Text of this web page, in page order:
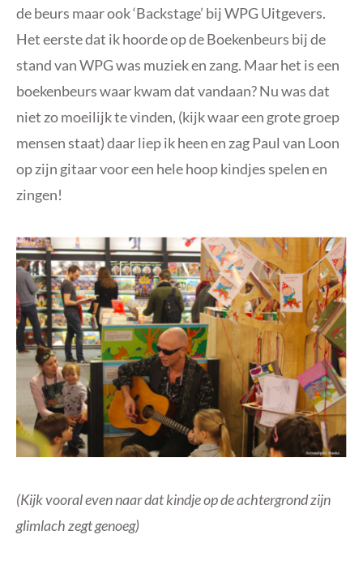
de beurs maar ook ‘Backstage’ bij WPG Uitgevers.
Het eerste dat ik hoorde op de Boekenbeurs bij de
stand van WPG was muziek en zang. Maar het is een
boekenbeurs waar kwam dat vandaan? Nu was dat
niet zo moeilijk te vinden, (kijk waar een grote groep
mensen staat) daar liep ik heen en zag Paul van Loon
op zijn gitaar voor een hele hoop kindjes spelen en
zingen!
(Kijk vooral even naar dat kindje op de achtergrond zijn
glimlach zegt genoeg)